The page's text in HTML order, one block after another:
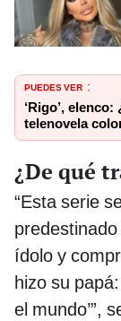
PUEDES VER :
‘Rigo’,
telenovela
¿De qué
“Esta serie
ídolo y
hizo su
el mundo’”,